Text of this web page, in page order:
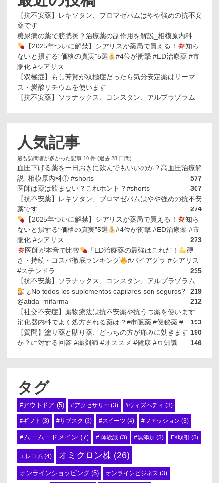
【抗不安薬】レキソタン、ブロマゼパムはやや強めの抗不安
薬です
糖尿病の薬で膀胱炎？治療薬の副作用を解説_相模原内科
【2025年ついに解禁】シアリスが薬局で買える！
知ら
ないと損する“価格の真実”5選
#4位が衝撃 #ED治療薬 #市
販化 #シアリス
【双極症】もし芳賀が双極症だったら気分安定薬はリーマ
ス・炭酸リチウムを使います
【抗不安薬】ソラナックス、コンスタン、アルプラゾラム
人気記事
最も訪問者が多かった記事 10 件 (過去 28 日間)
血圧下げる薬を一日おきに飲んでもいいのか？高血圧治療解
説_相模原内科① #shorts
577
医師は薬は飲まない？これホント？#shorts
307
【抗不安薬】レキソタン、ブロマゼパムはやや強めの抗不安
薬です
274
【2025年ついに解禁】シアリスが薬局で買える！
知ら
ないと損する“価格の真実”5選
#4位が衝撃 #ED治療薬 #市
販化 #シアリス
273
医師が本音で比較
「ED治療薬の最強はこれだ！
硬
さ・持続・コスパ徹底ランキング
#バイアグラ #シアリス
#ステンドラ
235
【抗不安薬】ソラナックス、コンスタン、アルプラゾラム
219
¿No todos los suplementos capilares son seguros?
@atida_mifarma
212
【社交不安症】薬物療法は抗不安薬や抗うつ薬を使います
193
消化器内科でよく処方される薬は？#市販薬 #便秘薬 #
190
【質問】塗り薬と貼り薬、どっちの方が痛みに効きます
か？に対する回答 #薬剤師 #オススメ #健康 #豆知識
146
タグ
#アウトドア (5) #アクセサリー (3) #ウィズペティ (3)
#ギフト (3) #サブスク (3) #スイーツ (4) #ファッション (3)
#ムームードメイン (7) # 体験談 (3) #無添加 (3) FX取引 (3)
エレコム (4) オミクロン株 (26)
オンラインショッピング (5) オンラインビジネス (3)